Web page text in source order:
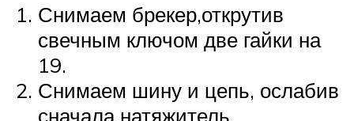
Снимаем брекер,открутив
свечным ключом две гайки на
19.
Снимаем шину и цепь, ослабив
сначала натяжитель.